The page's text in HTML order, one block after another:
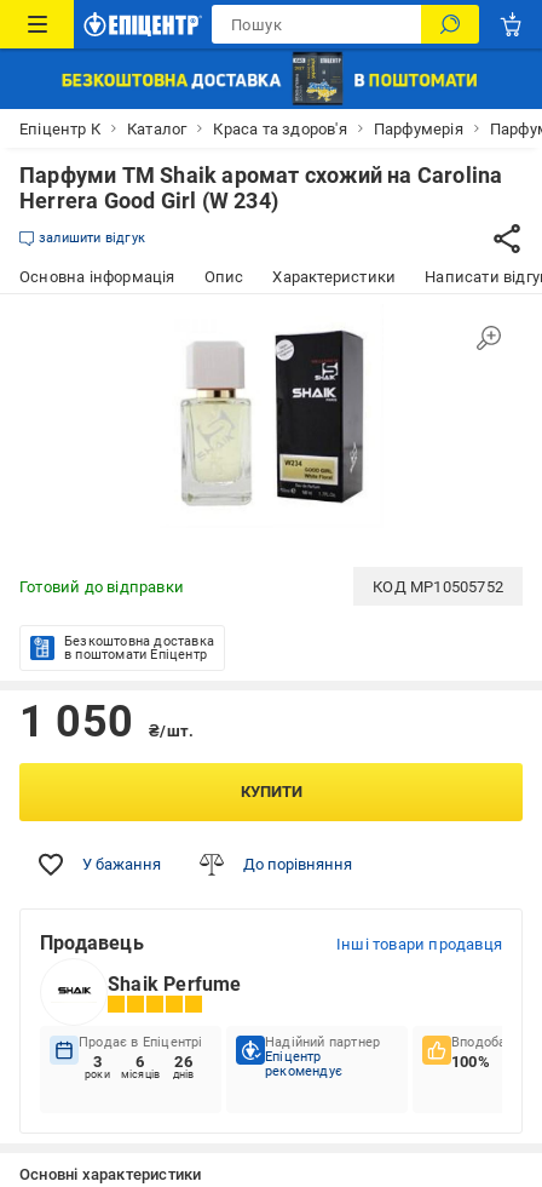
Епіцентр К Каталог Краса та здоров'я Парфумерія
Парфуми TM Shaik аромат схожий на Carolina
Herrera Good Girl (W 234)
залишити відгук
Основна інформація Опис Характеристики Написати
Готовий до відправки КОД MP10505752
Безкоштовна доставка
в поштомати Епіцентр
1 050 ₴/шт.
КУПИТИ
У бажання До порівняння
Продавець Інші товари продавця
Shaik Perfume
Продає в Епіцентрі
3
роки
6
місяців
26
днів
Надійний партнер
Епіцентр
рекомендує
Вподобання
100%
Основні характеристики